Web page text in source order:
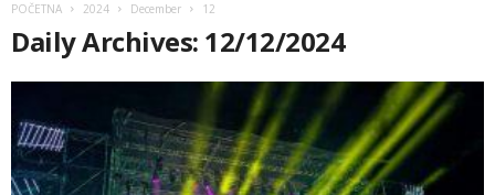
POČETNA 2024 December 12
Daily Archives: 12/12/2024